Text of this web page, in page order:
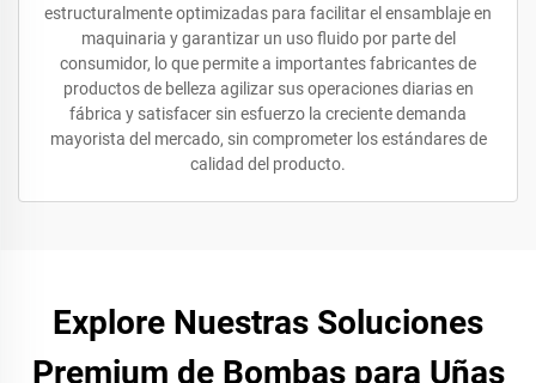
estructuralmente optimizadas para facilitar el ensamblaje en
maquinaria y garantizar un uso fluido por parte del
consumidor, lo que permite a importantes fabricantes de
productos de belleza agilizar sus operaciones diarias en
fábrica y satisfacer sin esfuerzo la creciente demanda
mayorista del mercado, sin comprometer los estándares de
calidad del producto.
Explore Nuestras Soluciones
Premium de Bombas para Uñas